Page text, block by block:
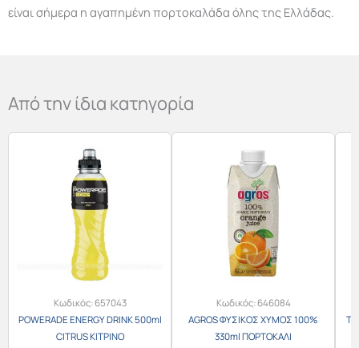
είναι σήμερα η αγαπημένη πορτοκαλάδα όλης της Ελλάδας.
Από την ίδια κατηγορία
Κωδικός:657043
POWERADE ENERGY DRINK 500ml
CITRUS ΚΙΤΡΙΝΟ
Κωδικός:646084
AGROS ΦΥΣΙΚΟΣ ΧΥΜΟΣ 100%
330ml ΠΟΡΤΟΚΑΛΙ